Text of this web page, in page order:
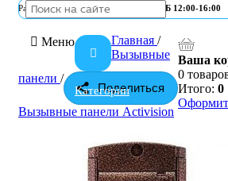
Работа офисаПН-ПТ 10:00-19:00 | СБ 12:00-16:00
Меню
Категории
Ваша
0
Итого: 0
Поделиться
Главная /
Вызывные
панели /
Вызывные панели Activision